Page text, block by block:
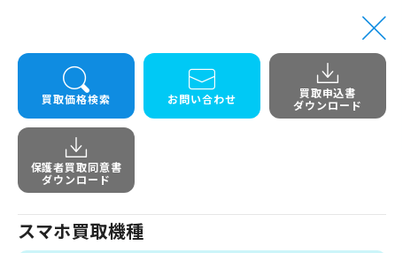
買取価格検索 お問い合わせ
買取申込書
ダウンロード
保護者買取同意書
ダウンロード
スマホ買取機種
スマホ買取機種
Android